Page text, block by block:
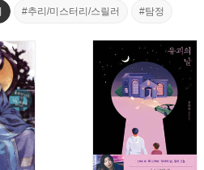
#추리/미스터리/스릴러 #탐정